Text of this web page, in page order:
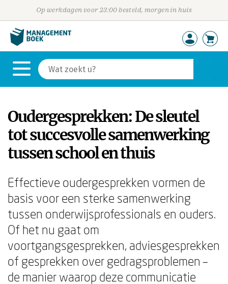
Op werkdagen voor 23:00 besteld, morgen in huis
Oudergesprekken: De sleutel
tot succesvolle samenwerking
tussen school en thuis
Effectieve oudergesprekken vormen de
basis voor een sterke samenwerking
tussen onderwijsprofessionals en ouders.
Of het nu gaat om
voortgangsgesprekken, adviesgesprekken
of gesprekken over gedragsproblemen –
de manier waarop deze communicatie